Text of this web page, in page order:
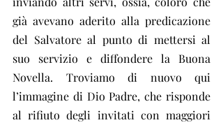
già avevano aderito alla predicazione
del Salvatore al punto di mettersi al
suo servizio e diffondere la Buona
Novella. Troviamo di nuovo qui
l’immagine di Dio Padre, che risponde
al rifiuto degli invitati con maggiori